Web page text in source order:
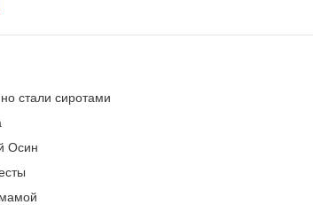
стали сиротами
Осин